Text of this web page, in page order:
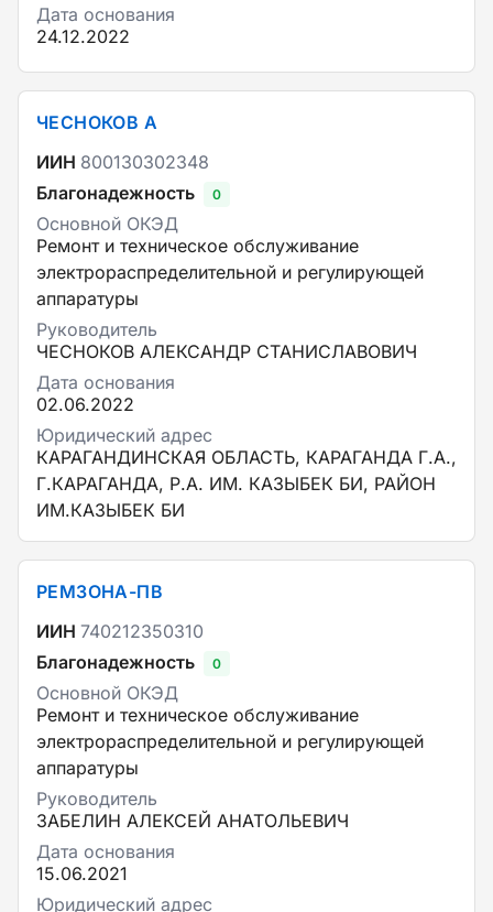
Дата основания
24.12.2022
ЧЕСНОКОВ А
ИИН 800130302348
Благонадежность
0
Основной ОКЭД
Ремонт и техническое обслуживание
электрораспределительной и регулирующей
аппаратуры
Руководитель
ЧЕСНОКОВ АЛЕКСАНДР СТАНИСЛАВОВИЧ
Дата основания
02.06.2022
Юридический адрес
КАРАГАНДИНСКАЯ ОБЛАСТЬ, КАРАГАНДА Г.А.,
Г.КАРАГАНДА, Р.А. ИМ. КАЗЫБЕК БИ, РАЙОН
ИМ.КАЗЫБЕК БИ
РЕМЗОНА-ПВ
ИИН 740212350310
Благонадежность
0
Основной ОКЭД
Ремонт и техническое обслуживание
электрораспределительной и регулирующей
аппаратуры
Руководитель
ЗАБЕЛИН АЛЕКСЕЙ АНАТОЛЬЕВИЧ
Дата основания
15.06.2021
Юридический адрес